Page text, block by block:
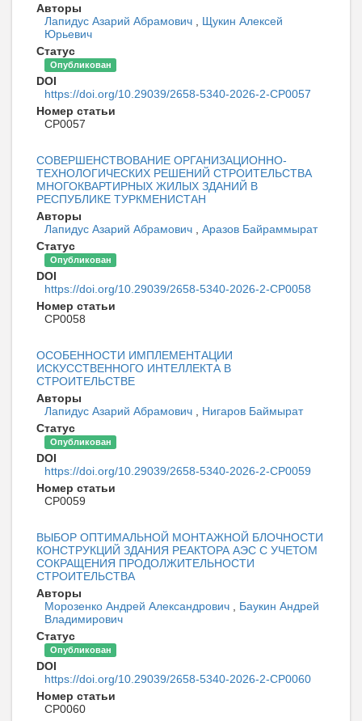
Авторы
Лапидус Азарий Абрамович
Щукин Алексей
Юрьевич
Статус
Опубликован
DOI
https://doi.org/10.29039/2658-5340-2026-2-CP0057
Номер статьи
CP0057
СОВЕРШЕНСТВОВАНИЕ ОРГАНИЗАЦИОННО-
ТЕХНОЛОГИЧЕСКИХ РЕШЕНИЙ СТРОИТЕЛЬСТВА
МНОГОКВАРТИРНЫХ ЖИЛЫХ ЗДАНИЙ В
РЕСПУБЛИКЕ ТУРКМЕНИСТАН
Авторы
Лапидус Азарий Абрамович
Аразов Байраммырат
Статус
Опубликован
DOI
https://doi.org/10.29039/2658-5340-2026-2-CP0058
Номер статьи
CP0058
ОСОБЕННОСТИ ИМПЛЕМЕНТАЦИИ
ИСКУССТВЕННОГО ИНТЕЛЛЕКТА В
СТРОИТЕЛЬСТВЕ
Авторы
Лапидус Азарий Абрамович
Нигаров Баймырат
Статус
Опубликован
DOI
https://doi.org/10.29039/2658-5340-2026-2-CP0059
Номер статьи
CP0059
ВЫБОР ОПТИМАЛЬНОЙ МОНТАЖНОЙ БЛОЧНОСТИ
КОНСТРУКЦИЙ ЗДАНИЯ РЕАКТОРА АЭС С УЧЕТОМ
СОКРАЩЕНИЯ ПРОДОЛЖИТЕЛЬНОСТИ
СТРОИТЕЛЬСТВА
Авторы
Морозенко Андрей Александрович
Баукин Андрей
Владимирович
Статус
Опубликован
DOI
https://doi.org/10.29039/2658-5340-2026-2-CP0060
Номер статьи
CP0060